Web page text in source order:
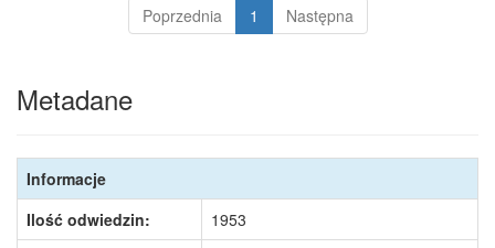
Poprzednia
1 Następna
Metadane
Informacje
Ilość odwiedzin:
1953